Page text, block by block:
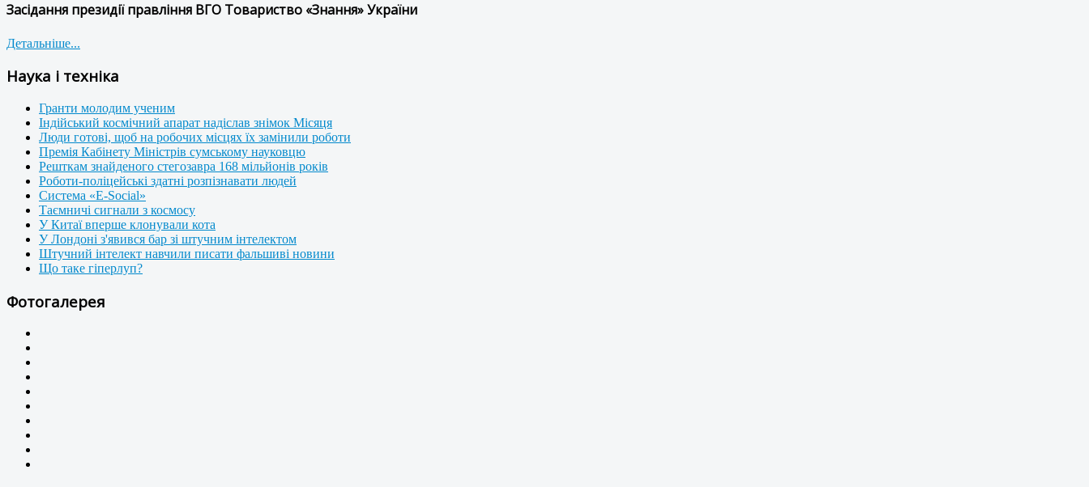
Засідання президії правління ВГО Товариство «Знання» України
Детальніше...
Наука і техніка
Гранти молодим ученим
Індійський космічний апарат надіслав знімок Місяця
Люди готові, щоб на робочих місцях їх замінили роботи
Премія Кабінету Міністрів сумському науковцю
Решткам знайденого стегозавра 168 мільйонів років
Роботи-поліцейські здатні розпізнавати людей
Система «E-Social»
Таємничі сигнали з космосу
У Китаї вперше клонували кота
У Лондоні з'явився бар зі штучним інтелектом
Штучний інтелект навчили писати фальшиві новини
Що таке гіперлуп?
Фотогалерея